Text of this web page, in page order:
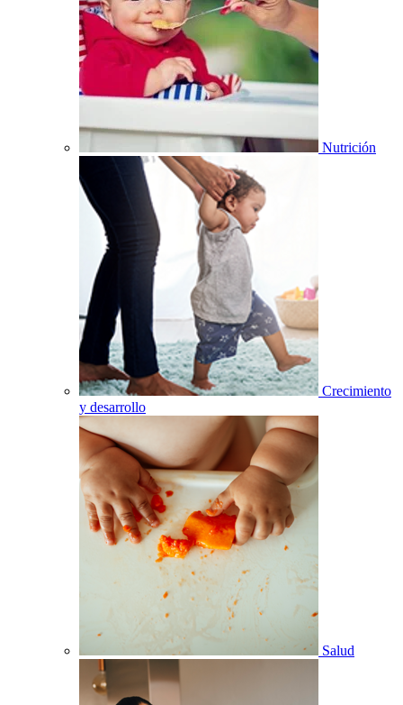
Nutrición
Crecimiento
y desarrollo
Salud